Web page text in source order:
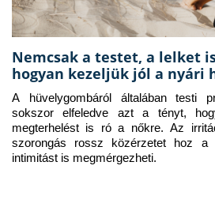
Nemcsak a testet, a lelket
hogyan kezeljük jól a nyári
A hüvelygombáról általában testi
sokszor elfeledve azt a tényt,
megterhelést is ró a nőkre. Az
szorongás rossz közérzetet hoz a
intimitást is megmérgezheti.